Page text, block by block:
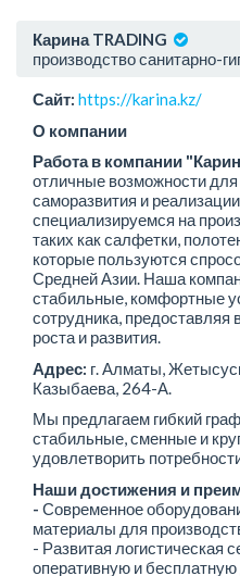
Карина TRADING
производство санитарно-
Сайт: https://karina.kz/
О компании
Работа в компании
отличные возможности
саморазвития и
специализируемся на
таких как салфетки,
которые пользуются
Средней Азии. Наша
стабильные, комфортные
сотрудника, предоставляя
роста и развития.
Адрес: г. Алматы,
Казыбаева, 264-А.
Мы предлагаем гибкий
стабильные, сменные и
удовлетворить
Наши достижения и
- Современное
материалы для
- Развитая логистическая
оперативную и бесплатную